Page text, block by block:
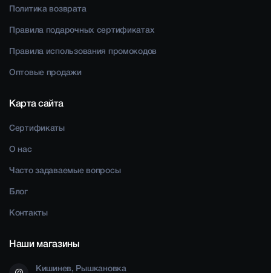
Политика возврата
Правила подарочных сертификатах
Правила использования промокодов
Оптовые продажи
Карта сайта
Сертификаты
О нас
Часто задаваемые вопросы
Блог
Контакты
Наши магазины
Кишинев, Рышкановка